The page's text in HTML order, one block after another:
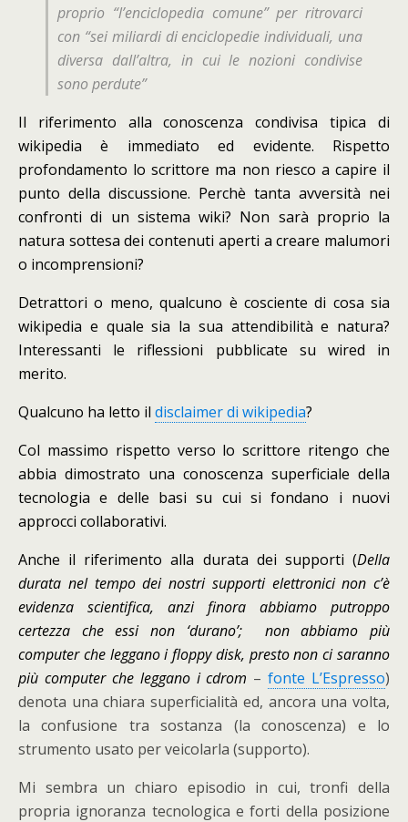
proprio “l’enciclopedia comune” per ritrovarci
con “sei miliardi di enciclopedie individuali, una
diversa dall’altra, in cui le nozioni condivise
sono perdute”
Il riferimento alla conoscenza condivisa tipica di
wikipedia è immediato ed evidente. Rispetto
profondamento lo scrittore ma non riesco a capire il
punto della discussione. Perchè tanta avversità nei
confronti di un sistema wiki? Non sarà proprio la
natura sottesa dei contenuti aperti a creare malumori
o incomprensioni?
Detrattori o meno, qualcuno è cosciente di cosa sia
wikipedia e quale sia la sua attendibilità e natura?
Interessanti le riflessioni pubblicate su wired in
merito.
Qualcuno ha letto il disclaimer di wikipedia?
Col massimo rispetto verso lo scrittore ritengo che
abbia dimostrato una conoscenza superficiale della
tecnologia e delle basi su cui si fondano i nuovi
approcci collaborativi.
Anche il riferimento alla durata dei supporti (Della
durata nel tempo dei nostri supporti elettronici non c’è
evidenza scientifica, anzi finora abbiamo putroppo
certezza che essi non ‘durano’; non abbiamo più
computer che leggano i floppy disk, presto non ci saranno
più computer che leggano i cdrom –fonte L’Espresso)
denota una chiara superficialità ed, ancora una volta,
la confusione tra sostanza (la conoscenza) e lo
strumento usato per veicolarla (supporto).
Mi sembra un chiaro episodio in cui, tronfi della
propria ignoranza tecnologica e forti della posizione